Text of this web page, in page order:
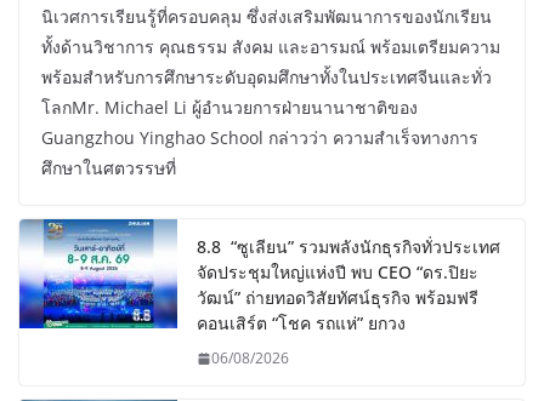
นิเวศการเรียนรู้ที่ครอบคลุม ซึ่งส่งเสริมพัฒนาการของนักเรียน
ทั้งด้านวิชาการ คุณธรรม สังคม และอารมณ์ พร้อมเตรียมความ
พร้อมสำหรับการศึกษาระดับอุดมศึกษาทั้งในประเทศจีนและทั่ว
โลกMr. Michael Li ผู้อำนวยการฝ่ายนานาชาติของ
Guangzhou Yinghao School กล่าวว่า ความสำเร็จทางการ
ศึกษาในศตวรรษที่
8.8 “ซูเลียน” รวมพลังนักธุรกิจทั่วประเทศ
จัดประชุมใหญ่แห่งปี พบ CEO “ดร.ปิยะ
วัฒน์” ถ่ายทอดวิสัยทัศน์ธุรกิจ พร้อมฟรี
คอนเสิร์ต “โชค รถแห่” ยกวง
06/08/2026